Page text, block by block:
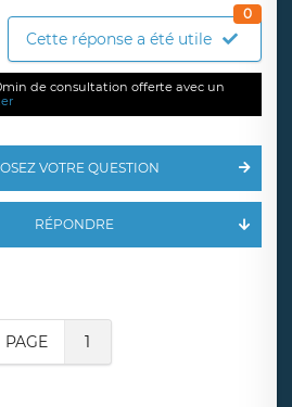
Cette réponse a été utile
0
de consultation offerte avec un
VOTRE QUESTION
RÉPONDRE
PAGE 1